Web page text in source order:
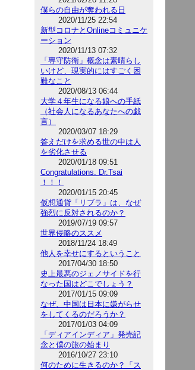
僕らの自由が奪われる日
2020/11/25 22:54
新型コロナとOnlineコミュニケ
ーション
2020/11/13 07:32
「専守防衛」概念は素晴らし
いけど、現実的にはすごく困
難なこと
2020/08/13 06:44
大学４年生になる娘への手紙
（社会人になるあなたへの戯
言）
2020/03/07 18:29
答えだけを求める世の中は人
を劣化させる
2020/01/18 09:51
Congratulations. Dr.Tsai
！！！
2020/01/15 20:45
仮想通貨「リブラ」は、なぜ
強烈に反対されるのか？
2019/07/19 09:57
世界侵略のススメ
2018/11/24 18:49
他人を幸せにするということ
2017/04/30 18:50
史上最悪のジェノサイドを行
なった国はどこでしょう？
2017/01/15 09:09
なぜ、中国は日本に嫌がらせ
をしてくるのだろうか？
2017/01/03 04:09
「ディアインディア」発売記
念と僕の旅の始まり
2016/10/27 23:10
何のために生きるのか？「ス